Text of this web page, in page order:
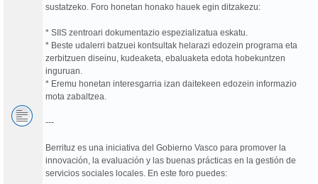
sustatzeko. Foro honetan honako hauek egin ditzakezu:
* SIIS zentroari dokumentazio espezializatua eskatu.
* Beste udalerri batzuei kontsultak helarazi edozein programa eta
zerbitzuen diseinu, kudeaketa, ebaluaketa edota hobekuntzen
inguruan.
* Eremu honetan interesgarria izan daitekeen edozein informazio
mota zabaltzea.
---
Berrituz es una iniciativa del Gobierno Vasco para promover la
innovación, la evaluación y las buenas prácticas en la gestión de
servicios sociales locales. En este foro puedes: